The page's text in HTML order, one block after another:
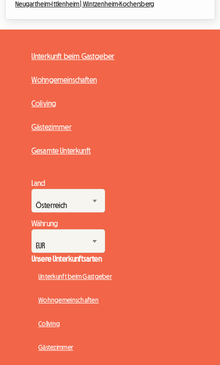
Neugartheim-Ittlenheim | Wintzenheim-Kochersberg
Unterkunft beim Gastgeber
Wohngemeinschaften
Coliving
Gästezimmer
Gesamte Unterkunft
Land
Währung
Unsere Unterkunftsarten
Unterkunft beim Gastgeber
Wohngemeinschaften
Coliving
Gästezimmer